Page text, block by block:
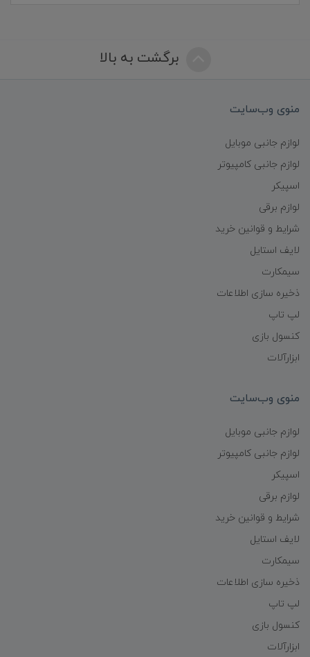
برگشت به بالا
منوی وب‌سایت
لوازم جانبی موبایل
لوازم جانبی کامپیوتر
اسپیکر
لوازم برقی
شرایط و قوانین خرید
لایف استایل
سیمکارت
ذخیره سازی اطلاعات
لپ تاپ
کنسول بازی
ابزارآلات
منوی وب‌سایت
لوازم جانبی موبایل
لوازم جانبی کامپیوتر
اسپیکر
لوازم برقی
شرایط و قوانین خرید
لایف استایل
سیمکارت
ذخیره سازی اطلاعات
لپ تاپ
کنسول بازی
ابزارآلات